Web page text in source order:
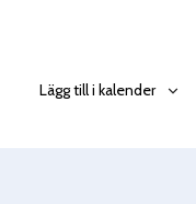
Lägg till i kalender